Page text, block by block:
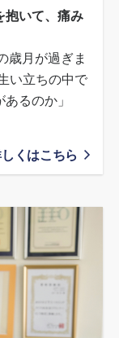
抱いて、痛み
歳月が過ぎま
い立ちの中で
るのか」
くはこちら